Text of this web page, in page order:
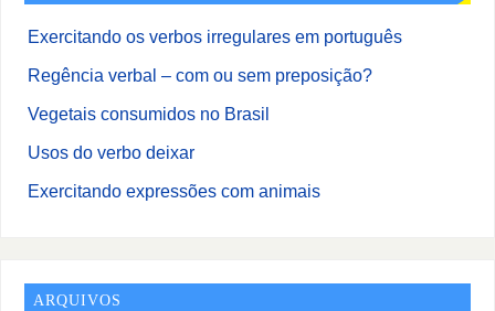
Exercitando os verbos irregulares em português
Regência verbal – com ou sem preposição?
Vegetais consumidos no Brasil
Usos do verbo deixar
Exercitando expressões com animais
ARQUIVOS